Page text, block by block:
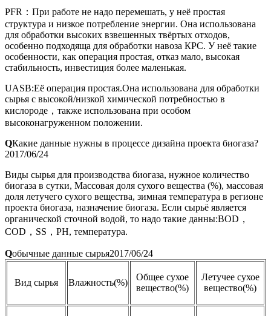
PFR：При работе не надо перемешать, у неё простая
структура и низкое потребление энергии. Она использована
для обработки высоких взвешенных твёртых отходов,
особенно подходяща для обработки навоза КРС. У неё такие
особенности, как операция простая, отказ мало, высокая
стабильность, инвестиция более маленькая.
UASB:Её операция простая.Она использована для обработки
сырья с высокой/низкой химической потребностью в
кислороде，также использована при особом
высоконагруженном положении.
QКакие данные нужны в процессе дизайна проекта биогаза?
2017/06/24
Виды сырья для производства биогаза, нужное количество
биогаза в сутки, Массовая доля сухого вещества (%), массовая
доля летучего сухого вещества, зимная температура в регионе
проекта биогаза, назначение биогаза. Если сырьё является
органической сточной водой, то надо такие данны:BOD，
COD，SS，PH, температура.
Qобычные данные сырья2017/06/24
Вид сырья Влажность(%)
Общее сухое
вещество(%)
Летучее сухое
вещество(%)